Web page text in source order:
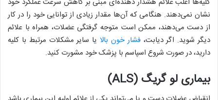
نشان نمی‌دهند. هنگامی که آن‌ها مقدار زیادی از توانایی خود را در کار
از دست می‌دهند، ممکن است متوجه گرفتگی عضلات، همراه با علائم
دیگر شوید. اگر دیابت،فشار خون بالا یا سایر مشکلات مرتبط با کلیه
دارید، در صورت شروع اسپاسم با پزشک خود مشورت کنید.
بیماری لو گریگ (ALS)